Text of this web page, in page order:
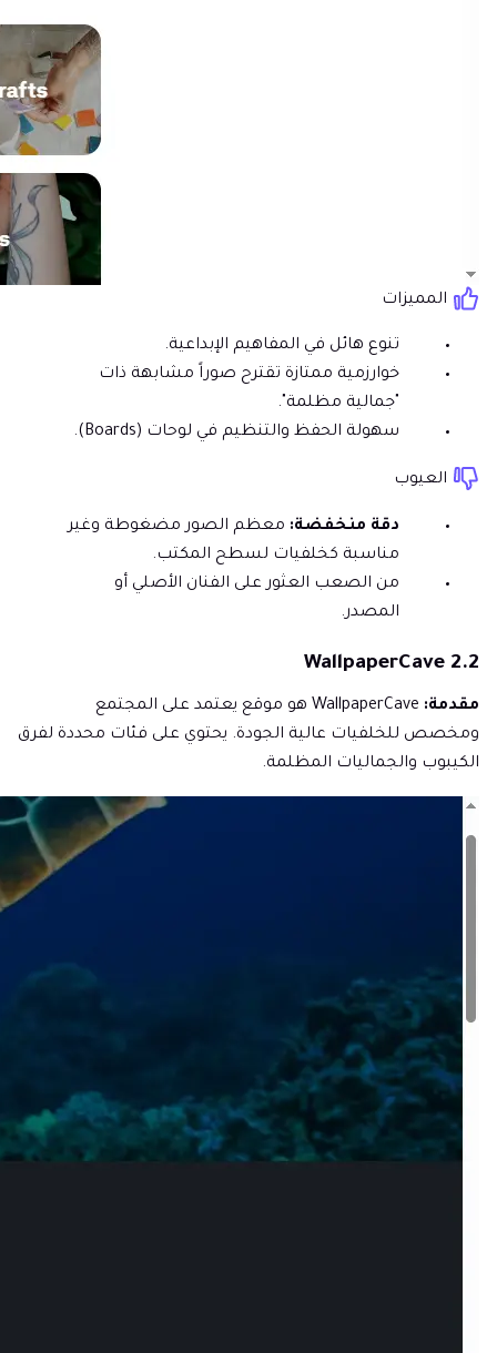
المميزات
تنوع هائل في المفاهيم الإبداعية.
خوارزمية ممتازة تقترح صوراً مشابهة ذات
"جمالية مظلمة".
سهولة الحفظ والتنظيم في لوحات (Boards).
العيوب
دقة منخفضة: معظم الصور مضغوطة وغير
مناسبة كخلفيات لسطح المكتب.
من الصعب العثور على الفنان الأصلي أو
المصدر.
2.2 WallpaperCave
مقدمة:
WallpaperCave هو موقع يعتمد على المجتمع
ومخصص للخلفيات عالية الجودة. يحتوي على فئات محددة لفرق
الكيبوب والجماليات المظلمة.